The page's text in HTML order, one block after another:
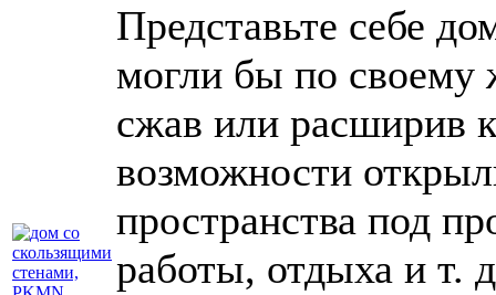
Представьте себе
могли бы по своему
сжав или расширив
возможности
пространства под
работы, отдыха и т.